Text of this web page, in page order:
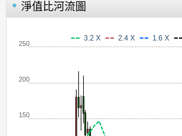
淨值比河流圖
3.2 X 2.4 X 1.6 X
150
200
250